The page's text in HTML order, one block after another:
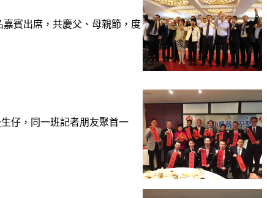
賓出席，共慶父、母親節，度
仔，同一班記者朋友聚首一